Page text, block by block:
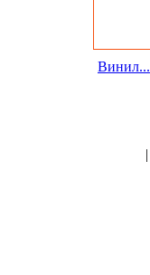
Винил...
|